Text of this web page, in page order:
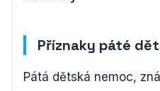
Příznaky páté
Pátá dětská nemoc,